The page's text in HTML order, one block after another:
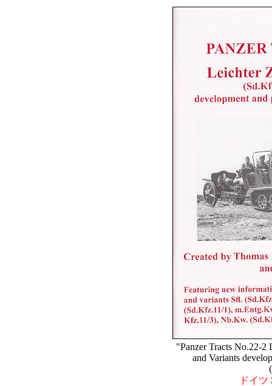
"Panzer Tracts No.22-
and Variants
ドイ